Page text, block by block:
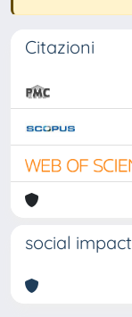
Citazioni
social impact